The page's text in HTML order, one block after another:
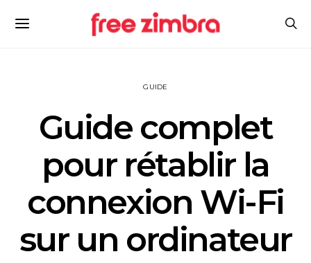
GUIDE
Guide complet
pour rétablir la
connexion Wi-Fi
sur un ordinateur